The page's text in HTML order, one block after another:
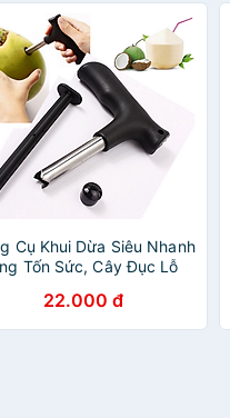
Cụ Khui Dừa Siêu Nhanh
Tốn Sức, Cây Đục Lỗ
Tiện Dụng22.000 đ